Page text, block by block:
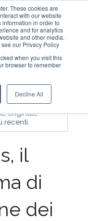
These cookies are
with our website
in order to
and for analytics
and other media.
our Privacy Policy
when you visit this
browser to remember
Decline All
Italiano - Italia
di questo
La
e non è
escludere
considerare la
originale
recenti.
il
di
dei